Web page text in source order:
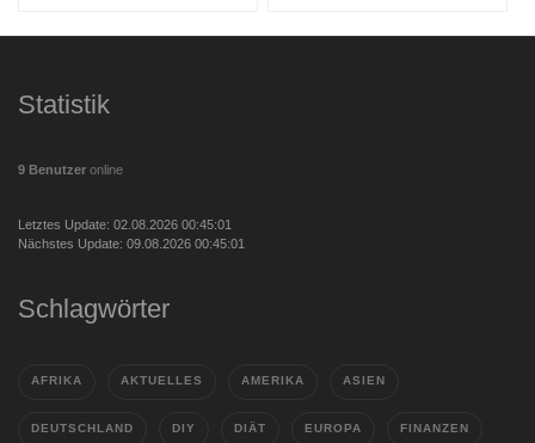
Statistik
9 Benutzer online
Letztes Update: 02.08.2026 00:45:01
Nächstes Update: 09.08.2026 00:45:01
Schlagwörter
AFRIKA AKTUELLES AMERIKA ASIEN
DEUTSCHLAND DIY DIÄT EUROPA FINANZEN